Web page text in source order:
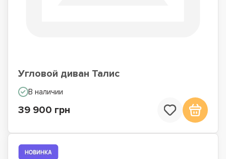
Угловой диван Талис
В наличии
39 900 грн